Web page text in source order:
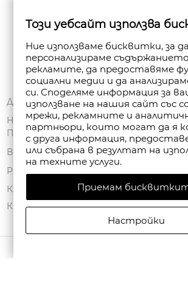
ДОСТАВКА
НАЧИНИ НА
ПЛАЩАНЕ
ВРЪЩАНЕ
РЕКЛАМАЦИИ
КАРТА НА САЙТА
КОНТАКТИ
ЗА НАС
ОБЩИ УСЛОВИЯ
ПОЛИТИКА ЗА
ПОВЕРИТЕЛНОСТ
FAN POINT CLUB
МАГАЗИНИ
Този уебсайт използва
Ние използваме бисквитки, за да
персонализираме
рекламите, да предоставяме
социални медии и да
си. Споделяме информация за
използване на нашия сайт със
мрежи, рекламните и
партньори, които могат да я
с друга информация,
или събрана в резултат на
на техните услуги.
Приемам
Настройки